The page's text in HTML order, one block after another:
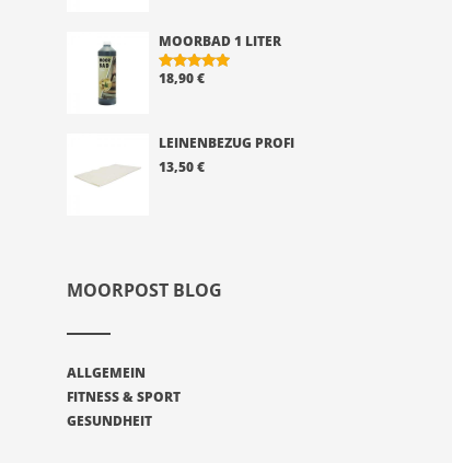
MOORBAD 1 LITER
BEWERTE
18,90€
LEINENBEZUG PROFI
13,50€
MOORPOST BLOG
ALLGEMEIN
FITNESS & SPORT
GESUNDHEIT